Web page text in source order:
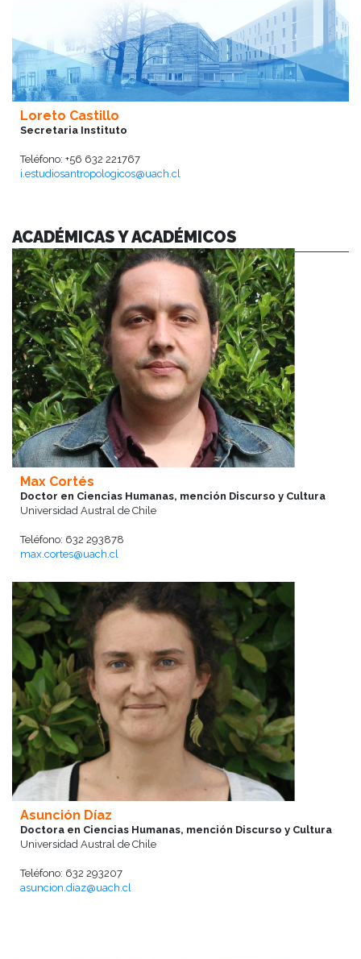
Loreto Castillo
Secretaria Instituto
Teléfono: +56 632 221767
i.estudiosantropologicos@uach.cl
ACADÉMICAS Y ACADÉMICOS
Max Cortés
Doctor en Ciencias Humanas, mención Discurso y Cultura
Universidad Austral de Chile
Teléfono: 632 293878
max.cortes@uach.cl
Asunción Díaz
Doctora en Ciencias Humanas, mención Discurso y Cultura
Universidad Austral de Chile
Teléfono: 632 293207
asuncion.diaz@uach.cl